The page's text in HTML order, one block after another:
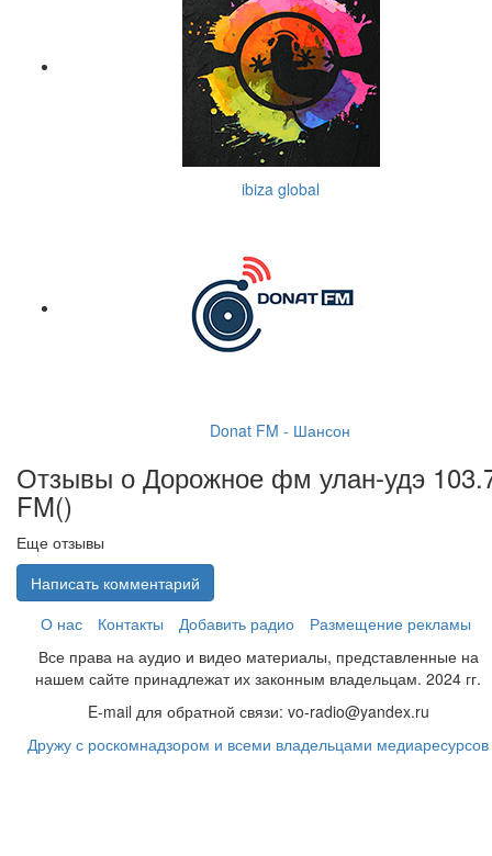
ibiza global
Donat FM - Шансон
Отзывы о Дорожное фм улан-удэ
FM()
Еще отзывы
Написать комментарий
О нас
Контакты Добавить радио
Размещение рекламы
Все права на аудио и видео материалы, представленные на
нашем сайте принадлежат их законным владельцам. 2024 гг.
E-mail для обратной связи: vo-radio@yandex.ru
Дружу с роскомнадзором и всеми владельцами медиаресурсов